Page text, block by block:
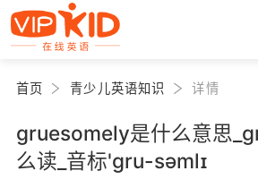
首页 青少儿英语知识 详情
gruesomely是什么意思
么读_音标'ɡru-səmlɪ